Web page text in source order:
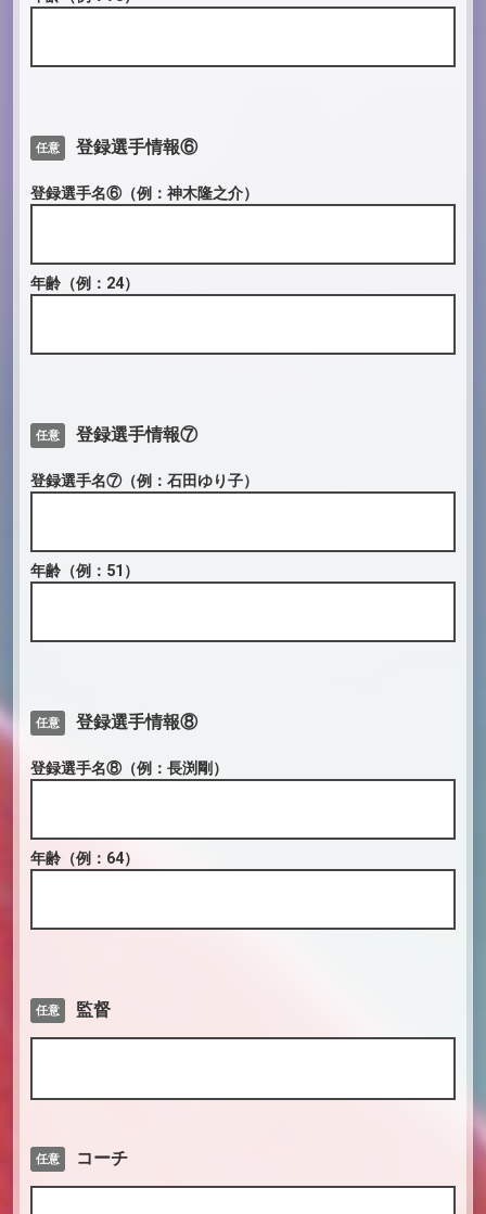
任意 登録選手情報⑥
登録選手名⑥（例：神木隆之介）
年齢 （例：24）
任意 登録選手情報⑦
登録選手名⑦（例：石田ゆり子）
年齢 （例：51）
任意 登録選手情報⑧
登録選手名⑧（例：長渕剛）
年齢 （例：64）
任意 監督
任意 コーチ